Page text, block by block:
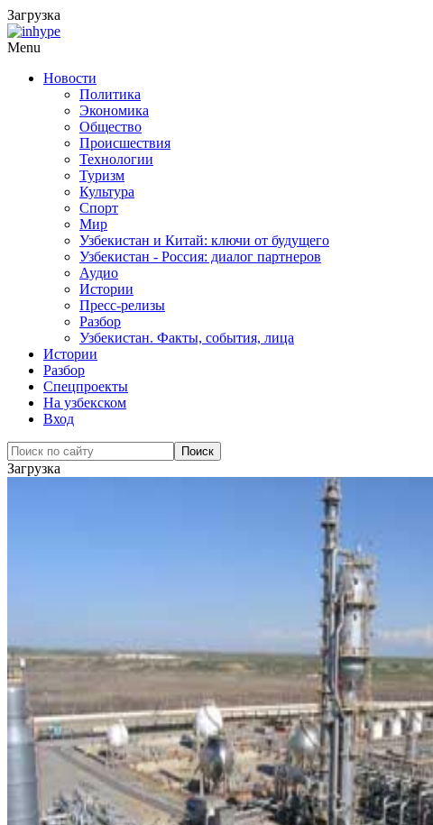
Загрузка
Menu
Новости
Политика
Экономика
Общество
Происшествия
Технологии
Туризм
Культура
Спорт
Мир
Узбекистан и Китай: ключи от будущего
Узбекистан - Россия: диалог партнеров
Аудио
Истории
Пресс-релизы
Разбор
Узбекистан. Факты, события, лица
Истории
Разбор
Спецпроекты
На узбекском
Вход
Загрузка